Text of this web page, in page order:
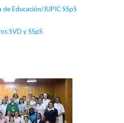
Educación/JUPIC SSpS
SVD y SSpS